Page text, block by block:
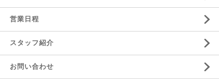
営業日程
スタッフ紹介
お問い合わせ